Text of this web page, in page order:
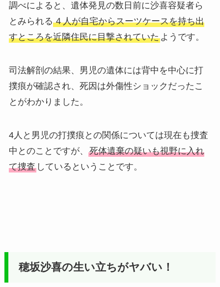
調べによると、遺体発見の数日前に沙喜容疑者ら
とみられる４人が自宅からスーツケースを持ち出
すところを近隣住民に目撃されていたようです。
司法解剖の結果、男児の遺体には背中を中心に打
撲痕が確認され、死因は外傷性ショックだったこ
とがわかりました。
4人と男児の打撲痕との関係については現在も捜査
中とのことですが、 死体遺棄の疑いも視野に入れ
て捜査しているということです。
穂坂沙喜の生い立ちがヤバい！